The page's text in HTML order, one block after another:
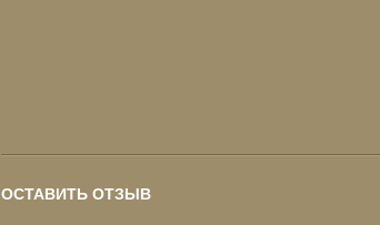
ОСТАВИТЬ ОТЗЫВ